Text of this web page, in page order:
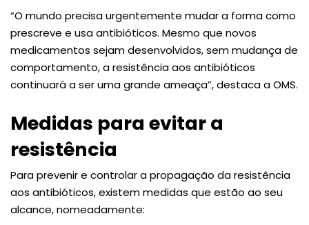
“O mundo precisa urgentemente mudar a forma como
prescreve e usa antibióticos. Mesmo que novos
medicamentos sejam desenvolvidos, sem mudança de
comportamento, a resistência aos antibióticos
continuará a ser uma grande ameaça”, destaca a OMS.
Medidas para evitar a
resistência
Para prevenir e controlar a propagação da resistência
aos antibióticos, existem medidas que estão ao seu
alcance, nomeadamente: